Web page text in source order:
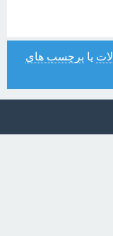
یا برچسب های